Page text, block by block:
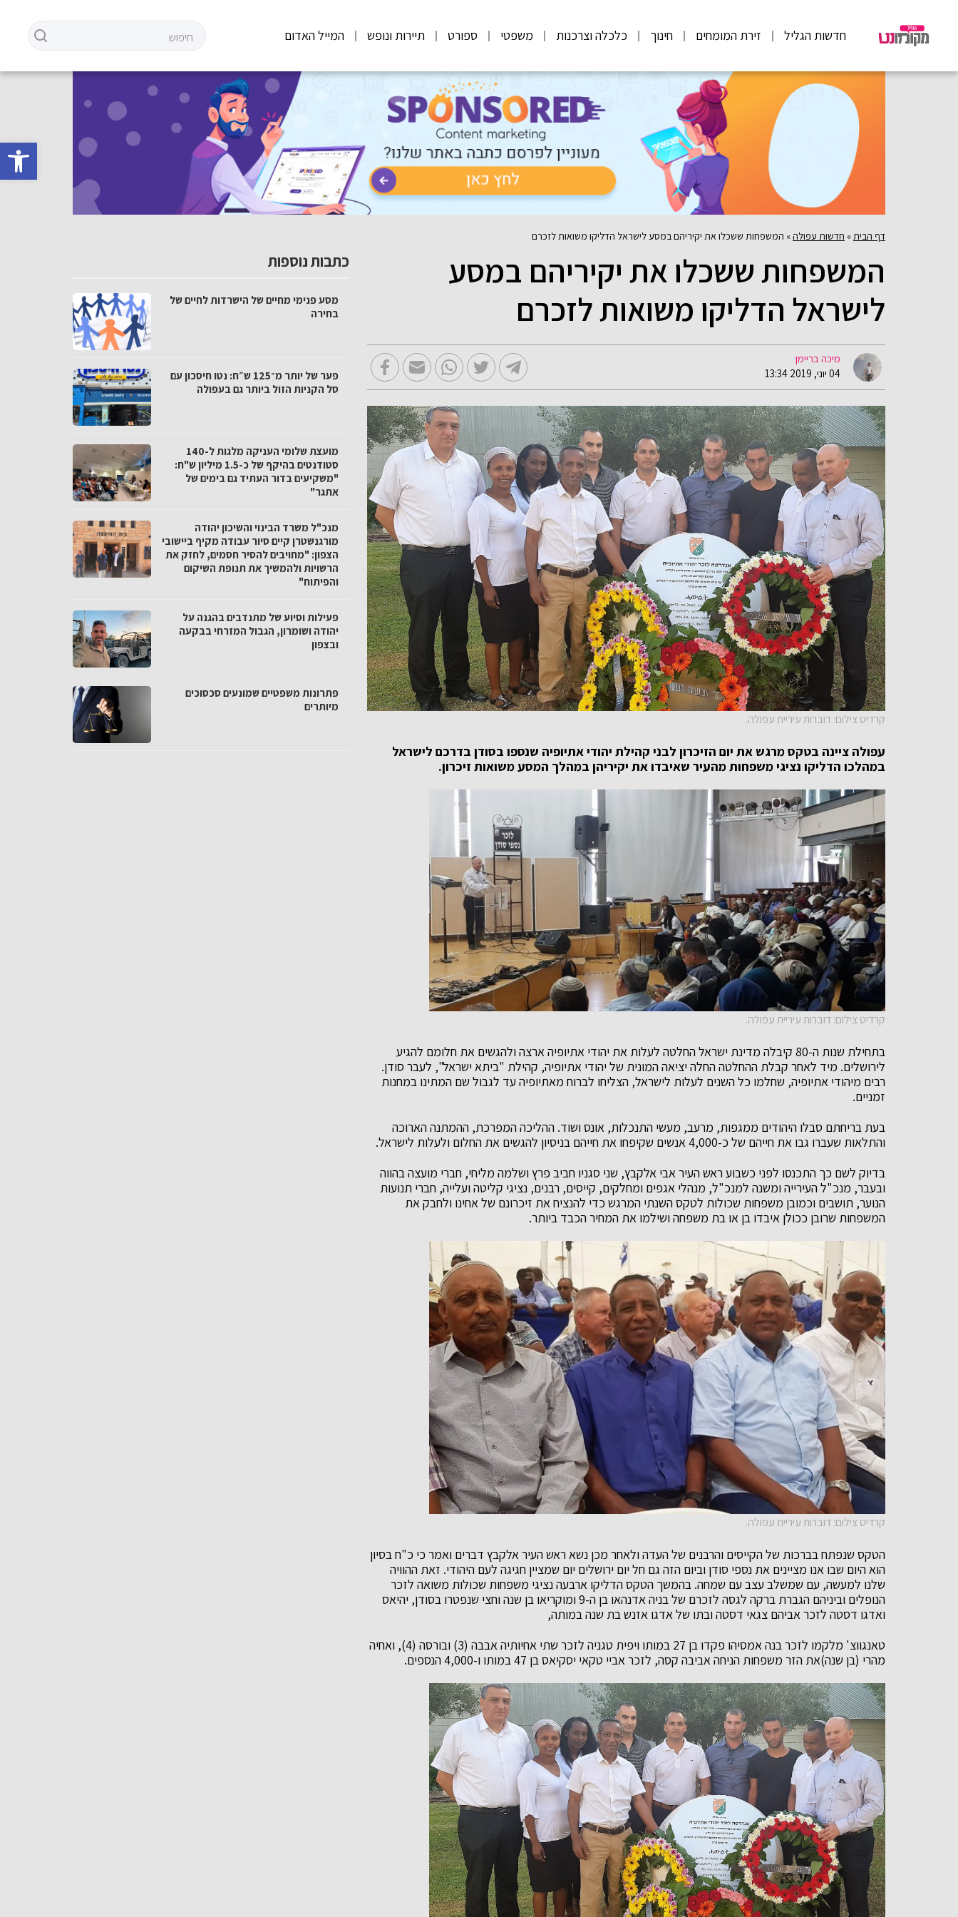
פתח
חדשות הגליל זירת המומחים חינוך כלכלה וצרכנות משפטי ספורט תיירות ונופש המייל האדום
דף הבית » חדשות עפולה» המשפחות ששכלו את יקיריהם במסע לישראל הדליקו משואות לזכרם
המשפחות ששכלו את יקיריהם במסע
לישראל הדליקו משואות לזכרם
מיכה בריימן
04 יוני, 2019 13:34
קרדיט צילום: דוברות עיריית עפולה.
עפולה ציינה בטקס מרגש את יום הזיכרון לבני קהילת יהודי אתיופיה שנספו בסודן בדרכם לישראל
במהלכו הדליקו נציגי משפחות מהעיר שאיבדו את יקיריהן במהלך המסע משואות זיכרון.
קרדיט צילום: דוברות עיריית עפולה.
בתחילת שנות ה-80 קיבלה מדינת ישראל החלטה לעלות את יהודי אתיופיה ארצה ולהגשים את חלומם להגיע
לירושלים. מיד לאחר קבלת ההחלטה החלה יציאה המונית של יהודי אתיופיה, קהילת "ביתא ישראל", לעבר סודן.
רבים מיהודי אתיופיה, שחלמו כל השנים לעלות לישראל, הצליחו לברוח מאתיופיה עד לגבול שם המתינו במחנות
זמניים.
בעת בריחתם סבלו היהודים ממגפות, מרעב, מעשי התנכלות, אונס ושוד. ההליכה המפרכת, ההמתנה הארוכה
והתלאות שעברו גבו את חייהם של כ-4,000 אנשים שקיפחו את חייהם בניסיון להגשים את החלום ולעלות לישראל.
בדיוק לשם כך התכנסו לפני כשבוע ראש העיר אבי אלקבץ, שני סגניו חביב פרץ ושלמה מליחי, חברי מועצה בהווה
ובעבר, מנכ"ל העירייה ומשנה למנכ"ל, מנהלי אגפים ומחלקים, קייסים, רבנים, נציגי קליטה ועלייה, חברי תנועות
הנוער, תושבים וכמובן משפחות שכולות לטקס השנתי המרגש כדי להנציח את זיכרונם של אחינו ולחבק את
המשפחות שרובן ככולן איבדו בן או בת משפחה ושילמו את המחיר הכבד ביותר.
קרדיט צילום: דוברות עיריית עפולה.
הטקס שנפתח בברכות של הקייסים והרבנים של העדה ולאחר מכן נשא ראש העיר אלקבץ דברים ואמר כי כ"ח בסיון
הוא היום שבו אנו מציינים את נספי סודן וביום הזה גם חל יום ירושלים יום שמציין חגיגה לעם היהודי. זאת ההוויה
שלנו למעשה, עם שמשלב עצב עם שמחה. בהמשך הטקס הדליקו ארבעה נציגי משפחות שכולות משואה לזכר
הנופלים וביניהם הגברת ברקה לגסה לזכרם של בניה אדנהאו בן ה-9 ומוקריאו בן שנה וחצי שנפטרו בסודן, יהיאס
ואדגו דסטה לזכר אביהם צגאי דסטה ובתו של אדגו אזנש בת שנה במותה,
טאנגווצ' מלקמו לזכר בנה אמסיהו פקדו בן 27 במותו ויפית טגניה לזכר שתי אחיותיה אבבה (3) ובורסה (4), ואחיה
מהרי (בן שנה)את הזר משפחות הניחה אביבה קסה, לזכר אביי טקאי יסקיאס בן 47 במותו ו-4,000 הנספים.
כתבות נוספות
מסע פנימי מחיים של הישרדות לחיים של
בחירה
פער של יותר מ־125 ש״ח: נטו חיסכון עם
סל הקניות הזול ביותר גם בעפולה
מועצת שלומי העניקה מלגות ל-140
סטודנטים בהיקף של כ-1.5 מיליון ש"ח:
"משקיעים בדור העתיד גם בימים של
אתגר"
מנכ"ל משרד הבינוי והשיכון יהודה
מורגנשטרן קיים סיור עבודה מקיף ביישובי
הצפון: "מחויבים להסיר חסמים, לחזק את
הרשויות ולהמשיך את תנופת השיקום
והפיתוח"
פעילות וסיוע של מתנדבים בהגנה על
יהודה ושומרון, הגבול המזרחי בבקעה
ובצפון
פתרונות משפטיים שמונעים סכסוכים
מיותרים